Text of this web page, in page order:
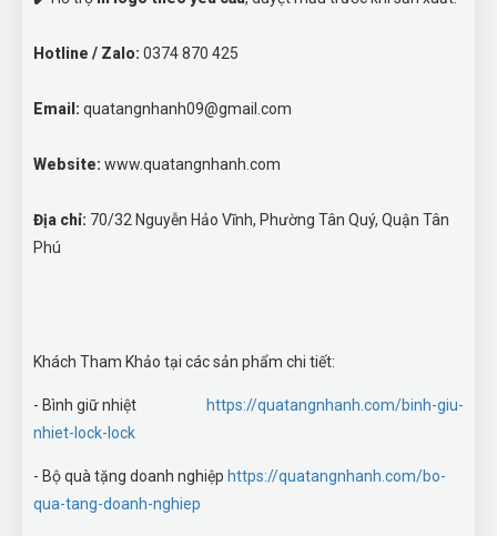
Hotline / Zalo: 0374 870 425
Email: quatangnhanh09@gmail.com
Website: www.quatangnhanh.com
Địa chỉ: 70/32 Nguyễn Hảo Vĩnh, Phường Tân Quý, Quận Tân
Phú
Khách Tham Khảo tại các sản phẩm chi tiết:
- Bình giữ nhiệt
https://quatangnhanh.com/binh-giu-
nhiet-lock-lock
- Bộ quà tặng doanh nghiệp https://quatangnhanh.com/bo-
qua-tang-doanh-nghiep